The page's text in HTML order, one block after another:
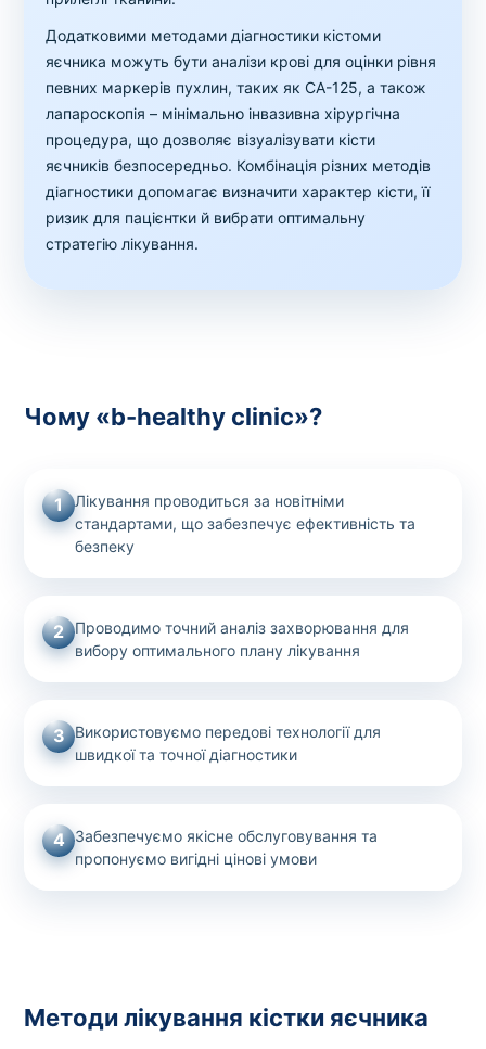
Додатковими методами діагностики кістоми
яєчника можуть бути аналізи крові для оцінки рівня
певних маркерів пухлин, таких як CA-125, а також
лапароскопія – мінімально інвазивна хірургічна
процедура, що дозволяє візуалізувати кісти
яєчників безпосередньо. Комбінація різних методів
діагностики допомагає визначити характер кісти, її
ризик для пацієнтки й вибрати оптимальну
стратегію лікування.
Чому «b-healthy clinic»?
1
Лікування проводиться за новітніми
стандартами, що забезпечує ефективність та
безпеку
2
Проводимо точний аналіз захворювання для
вибору оптимального плану лікування
3 Використовуємо передові технології для
швидкої та точної діагностики
4 Забезпечуємо якісне обслуговування та
пропонуємо вигідні цінові умови
Методи лікування кістки яєчника